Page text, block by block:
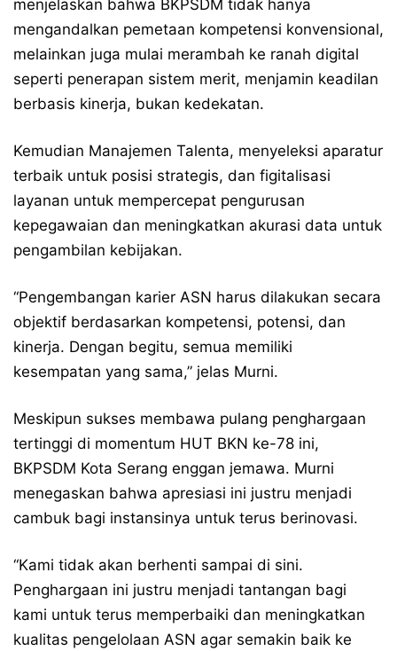
menjelaskan bahwa BKPSDM tidak hanya
mengandalkan pemetaan kompetensi konvensional,
melainkan juga mulai merambah ke ranah digital
seperti penerapan sistem merit, menjamin keadilan
berbasis kinerja, bukan kedekatan.
Kemudian Manajemen Talenta, menyeleksi aparatur
terbaik untuk posisi strategis, dan figitalisasi
layanan untuk mempercepat pengurusan
kepegawaian dan meningkatkan akurasi data untuk
pengambilan kebijakan.
“Pengembangan karier ASN harus dilakukan secara
objektif berdasarkan kompetensi, potensi, dan
kinerja. Dengan begitu, semua memiliki
kesempatan yang sama,” jelas Murni.
Meskipun sukses membawa pulang penghargaan
tertinggi di momentum HUT BKN ke-78 ini,
BKPSDM Kota Serang enggan jemawa. Murni
menegaskan bahwa apresiasi ini justru menjadi
cambuk bagi instansinya untuk terus berinovasi.
“Kami tidak akan berhenti sampai di sini.
Penghargaan ini justru menjadi tantangan bagi
kami untuk terus memperbaiki dan meningkatkan
kualitas pengelolaan ASN agar semakin baik ke